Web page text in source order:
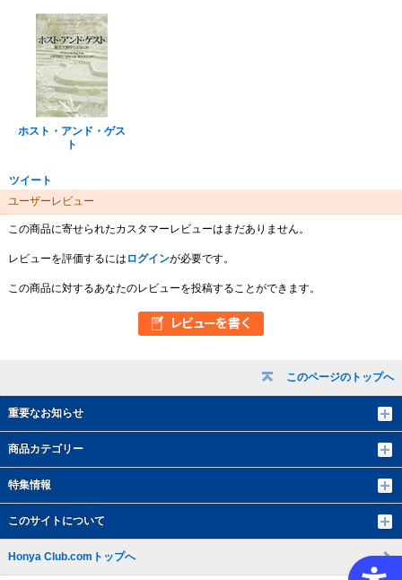
このページのトップへ
重要なお知らせ
商品カテゴリー
特集情報
このサイトについて
ホスト・アンド・ゲス
ト
ツイート
ユーザーレビュー
この商品に寄せられたカスタマーレビューはまだありません。
レビューを評価するには ログインが必要です。
この商品に対するあなたのレビューを投稿することができます。
Honya Club.comトップへ